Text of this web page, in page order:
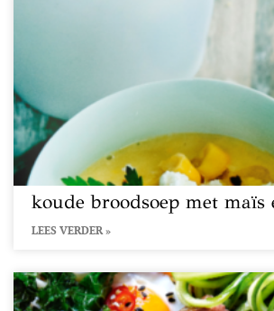
koude broodsoep met maïs
LEES VERDER »